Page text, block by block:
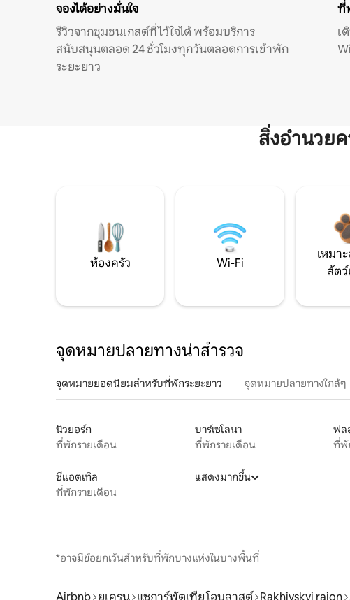
จองได้อย่างมั่นใจ
รีวิวจากชุมชนเกสต์ที่ไว้ใจได้ พร้อมบริการ
สนับสนุนตลอด 24 ชั่วโมงทุกวันตลอดการเข้าพัก
ระยะยาว
ที่
เ
สิ่งอำนวย
ห้องครัว Wi-Fi
เหมา
สัตว์
จุดหมายปลายทางน่าสำรวจ
จุดหมายยอดนิยมสำหรับที่พักระยะยาว จุดหมายปลายทางใกล้ๆ
นิวยอร์ก
ที่พักรายเดือน
บาร์เซโลนา
ที่พักรายเดือน
ฟล
ที่พั
ซีแอตเทิล
ที่พักรายเดือน
แสดงมากขึ้น
*อาจมีข้อยกเว้นสำหรับที่พักบางแห่งในบางพื้นที่
Airbnb